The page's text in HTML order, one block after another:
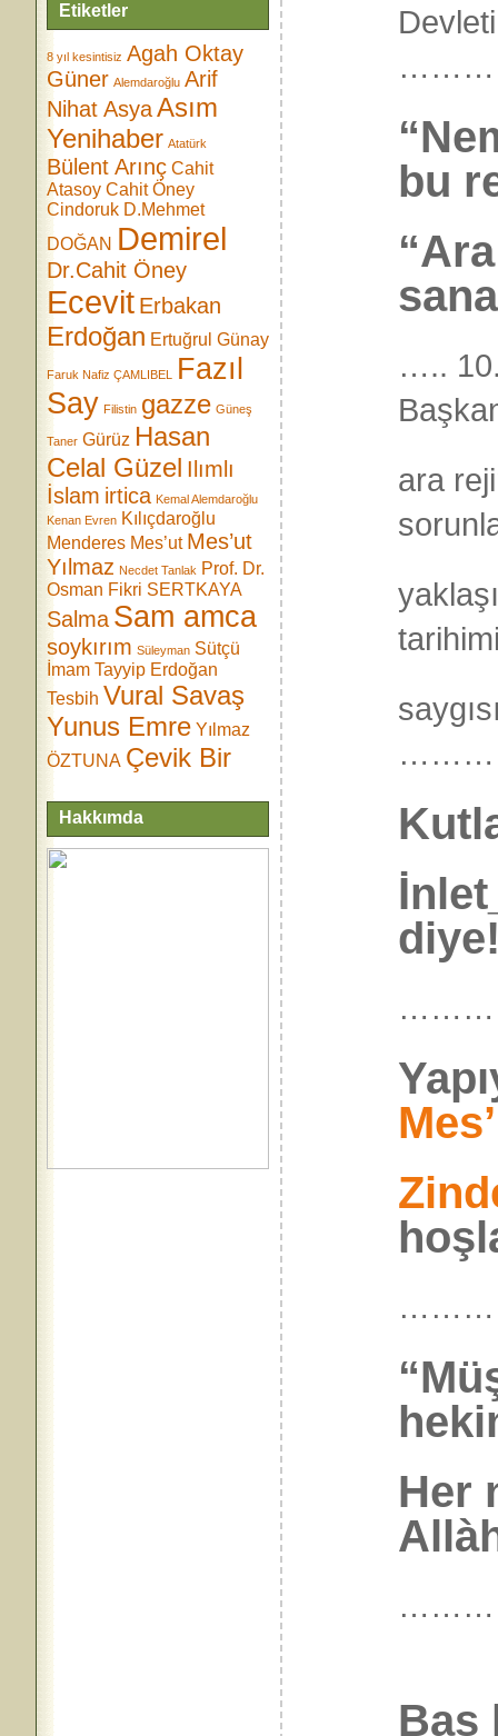
Etiketler
8 yıl kesintisiz Agah Oktay
Güner Alemdaroğlu Arif
Nihat AsyaAsım
Yenihaber Atatürk
Bülent Arınç Cahit
Atasoy Cahit Öney
Cindoruk D.Mehmet
DOĞAN Demirel
Dr.Cahit Öney
Ecevit Erbakan
Erdoğan Ertuğrul Günay
Faruk Nafiz ÇAMLIBEL
Fazıl
Say Filistin gazze Güneş
Taner Gürüz Hasan
Celal Güzel Ilımlı
İslam irtica Kemal Alemdaroğlu
Kenan Evren Kılıçdaroğlu
Menderes Mes’ut Mes’ut
Yılmaz Necdet Tanlak Prof. Dr.
Osman Fikri SERTKAYA
Salma Sam amca
soykırım Süleyman Sütçü
İmam Tayyip Erdoğan
Tesbih Vural Savaş
Yunus Emre Yılmaz
ÖZTUNA Çevik Bir
Hakkımda
bu
…..
ara
Her
Bas